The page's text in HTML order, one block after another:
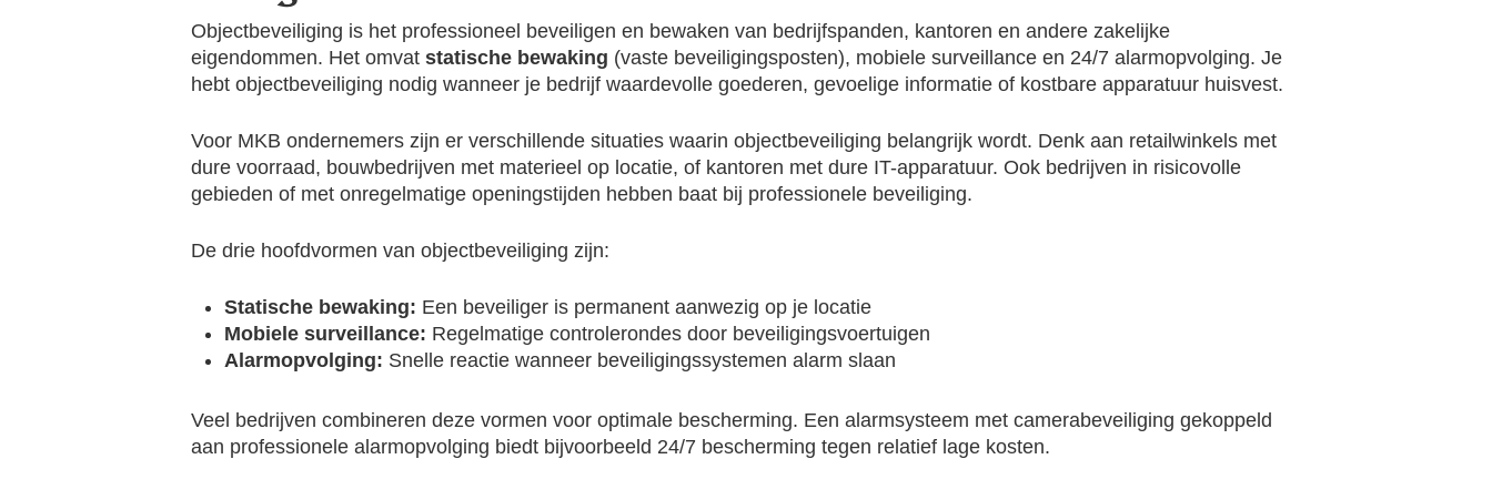
Objectbeveiliging is het professioneel beveiligen en bewaken van bedrijfspanden, kantoren en andere zakelijke
eigendommen. Het omvat statische bewaking (vaste beveiligingsposten), mobiele surveillance en 24/7 alarmopvolging. Je
hebt objectbeveiliging nodig wanneer je bedrijf waardevolle goederen, gevoelige informatie of kostbare apparatuur huisvest.
Voor MKB ondernemers zijn er verschillende situaties waarin objectbeveiliging belangrijk wordt. Denk aan retailwinkels met
dure voorraad, bouwbedrijven met materieel op locatie, of kantoren met dure IT-apparatuur. Ook bedrijven in risicovolle
gebieden of met onregelmatige openingstijden hebben baat bij professionele beveiliging.
De drie hoofdvormen van objectbeveiliging zijn:
Statische bewaking: Een beveiliger is permanent aanwezig op je locatie
Mobiele surveillance: Regelmatige controlerondes door beveiligingsvoertuigen
Alarmopvolging: Snelle reactie wanneer beveiligingssystemen alarm slaan
Veel bedrijven combineren deze vormen voor optimale bescherming. Een alarmsysteem met camerabeveiliging gekoppeld
aan professionele alarmopvolging biedt bijvoorbeeld 24/7 bescherming tegen relatief lage kosten.